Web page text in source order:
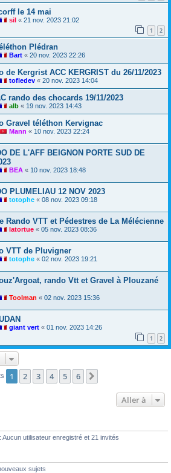
le 14 mai
sil « 21 nov. 2023 21:02
1 2
Plédran
Bart « 20 nov. 2023 22:26
de Kergrist ACC KERGRIST du 26/11/2023
tofledev « 20 nov. 2023 14:04
rando des chocards 19/11/2023
alb « 19 nov. 2023 14:43
Gravel téléthon Kervignac
Mann « 10 nov. 2023 22:24
DE L'AFF BEIGNON PORTE SUD DE
BEA « 10 nov. 2023 18:48
PLUMELIAU 12 NOV 2023
totophe « 08 nov. 2023 09:18
Rando VTT et Pédestres de La Mélécienne
latortue « 05 nov. 2023 08:36
VTT de Pluvigner
totophe « 02 nov. 2023 19:21
rando Vtt et Gravel à Plouzané
Toolman « 02 nov. 2023 15:36
giant vert « 01 nov. 2023 14:26
1 2
1 2 3 4 5 6
Aller à
utilisateur enregistré et 21 invités
sujets